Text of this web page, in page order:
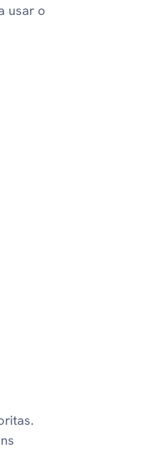
usar o